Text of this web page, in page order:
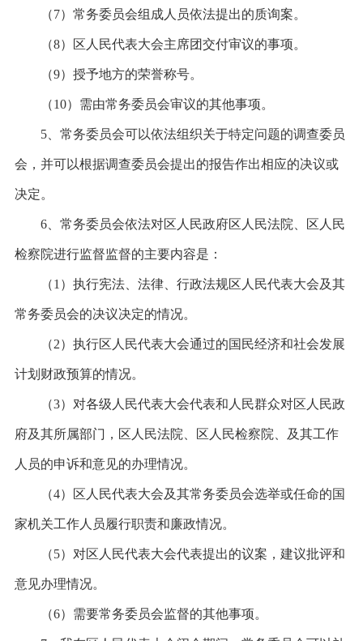
（7）常务委员会组成人员依法提出的质询案。
（8）区人民代表大会主席团交付审议的事项。
（9）授予地方的荣誉称号。
（10）需由常务委员会审议的其他事项。
5、常务委员会可以依法组织关于特定问题的调查委员
会，并可以根据调查委员会提出的报告作出相应的决议或
决定。
6、常务委员会依法对区人民政府区人民法院、区人民
检察院进行监督监督的主要内容是：
（1）执行宪法、法律、行政法规区人民代表大会及其
常务委员会的决议决定的情况。
（2）执行区人民代表大会通过的国民经济和社会发展
计划财政预算的情况。
（3）对各级人民代表大会代表和人民群众对区人民政
府及其所属部门，区人民法院、区人民检察院、及其工作
人员的申诉和意见的办理情况。
（4）区人民代表大会及其常务委员会选举或任命的国
家机关工作人员履行职责和廉政情况。
（5）对区人民代表大会代表提出的议案，建议批评和
意见办理情况。
（6）需要常务委员会监督的其他事项。